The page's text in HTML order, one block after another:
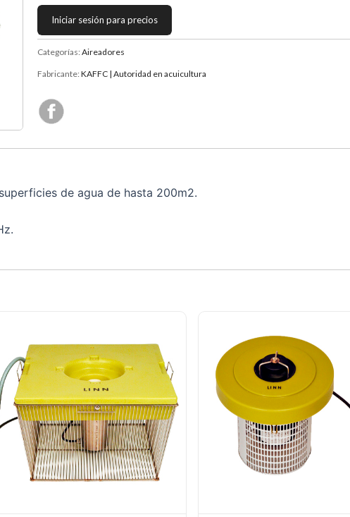
Iniciar sesión para precios
Categorías: Aireadores
Fabricante: KAFFC | Autoridad en acuicultura
de agua de hasta 200m2.